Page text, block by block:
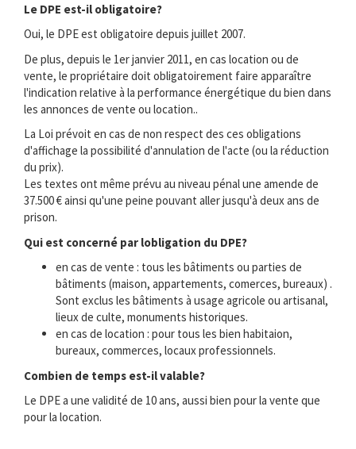
Le DPE est-il obligatoire?
Oui, le DPE est obligatoire depuis juillet 2007.
De plus, depuis le 1er janvier 2011, en cas location ou de
vente, le propriétaire doit obligatoirement faire apparaître
l'indication relative à la performance énergétique du bien dans
les annonces de vente ou location..
La Loi prévoit en cas de non respect des ces obligations
d'affichage la possibilité d'annulation de l'acte (ou la réduction
du prix).
Les textes ont même prévu au niveau pénal une amende de
37.500 € ainsi qu'une peine pouvant aller jusqu'à deux ans de
prison.
Qui est concerné par lobligation du DPE?
en cas de vente : tous les bâtiments ou parties de
bâtiments (maison, appartements, comerces, bureaux) .
Sont exclus les bâtiments à usage agricole ou artisanal,
lieux de culte, monuments historiques.
en cas de location : pour tous les bien habitaion,
bureaux, commerces, locaux professionnels.
Combien de temps est-il valable?
Le DPE a une validité de 10 ans, aussi bien pour la vente que
pour la location.